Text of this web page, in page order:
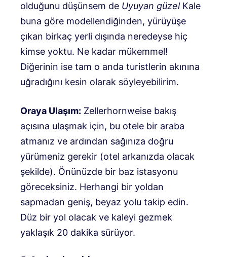
olduğunu düşünsem de Uyuyan güzelKale
buna göre modellendiğinden, yürüyüşe
çıkan birkaç yerli dışında neredeyse hiç
kimse yoktu. Ne kadar mükemmel!
Diğerinin ise tam o anda turistlerin akınına
uğradığını kesin olarak söyleyebilirim.
Oraya Ulaşım: Zellerhornweise bakış
açısına ulaşmak için, bu otele bir araba
atmanız ve ardından sağınıza doğru
yürümeniz gerekir (otel arkanızda olacak
şekilde). Önünüzde bir baz istasyonu
göreceksiniz. Herhangi bir yoldan
sapmadan geniş, beyaz yolu takip edin.
Düz bir yol olacak ve kaleyi gezmek
yaklaşık 20 dakika sürüyor.